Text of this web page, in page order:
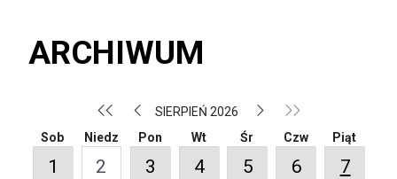
ARCHIWUM
SIERPIEŃ 2026
Sob
1
Niedz
2
Pon
3
Wt
4
Śr
5
Czw
6
Piąt
7